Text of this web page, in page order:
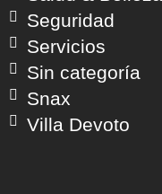
Seguridad
Servicios
Sin categoría
Snax
Villa Devoto